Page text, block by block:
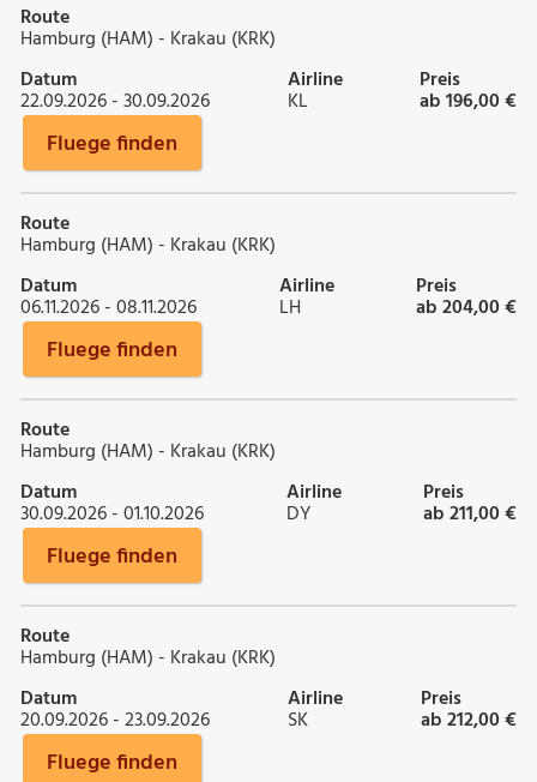
Route
Hamburg (HAM) - Krakau (KRK)
Datum
22.09.2026 - 30.09.2026
Airline
KL
Preis
ab 196,00 €
Fluege finden
Route
Hamburg (HAM) - Krakau (KRK)
Datum
06.11.2026 - 08.11.2026
Airline
LH
Preis
ab 204,00 €
Fluege finden
Route
Hamburg (HAM) - Krakau (KRK)
Datum
30.09.2026 - 01.10.2026
Airline
DY
Preis
ab 211,00 €
Fluege finden
Route
Hamburg (HAM) - Krakau (KRK)
Datum
20.09.2026 - 23.09.2026
Airline
SK
Preis
ab 212,00 €
Fluege finden